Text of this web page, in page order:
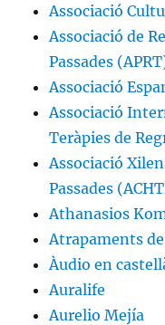
Associació
Associació de
Passades
Associació
Associació
Teràpies de
Associació
Passades
Athanasios
Atrapaments
Àudio en
Auralife
Aurelio Mejía